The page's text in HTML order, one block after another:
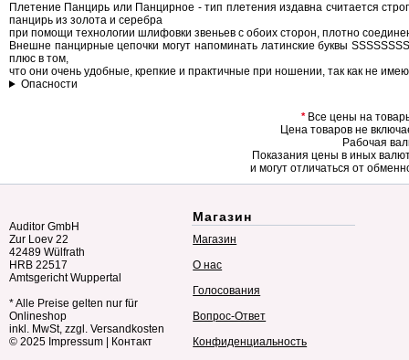
Плетение Панцирь или Панцирное - тип плетения издавна считается
панцирь из золота и серебра
при помощи технологии шлифовки звеньев с обоих сторон, плотно
Внешне панцирные цепочки могут напоминать латинские буквы
плюс в том,
что они очень удобные, крепкие и практичные при ношении, так как не
Опасности
*Все цены на
Цена товаров не
Рабочая
Показания цены в иных
и могут отличаться от
Auditor GmbH
Zur Loev 22
42489 Wülfrath
HRB 22517
Amtsgericht Wuppertal
* Alle Preise gelten nur für
Onlineshop
inkl. MwSt, zzgl. Versandkosten
© 2025 Impressum Контакт
Магазин
Магазин
О нас
Голосования
Вопрос-Ответ
Конфиденциальность